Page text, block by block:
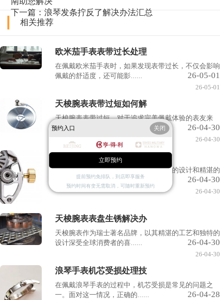
下一篇：浪琴发条拧反了解决办法汇总
相关推荐
欧米茄手表表带过长处理
在佩戴欧米茄手表时，如果发现表带过长，不仅会影响
佩戴的舒适度，还可能影......
26-05-01
26-05-01
天梭腕表表带过短如何解
天梭腕表表带过短，对于追求完美佩戴体验的表友来
说，无疑是一大困扰。如何......
26-04-30
26-04-30
欧米茄生锈了解决方法
欧米茄手表作为高端腕表品牌，其独特的设计和精湛的
工艺深受消费者喜爱。然......
26-04-30
26-04-30
天梭腕表表盘生锈解决办
天梭腕表作为瑞士著名品牌，以其精湛的工艺和独特的
设计深受全球消费者的喜......
26-04-30
26-04-30
浪琴手表机芯受损处理技
在佩戴浪琴手表的过程中，机芯受损是常见的问题之
一。面对这一情况，正确的......
26-04-28
预约入口 关闭
立即预约
提前预约免排队，到店即享服务
预约时间有变无需取消，可随时重新预约